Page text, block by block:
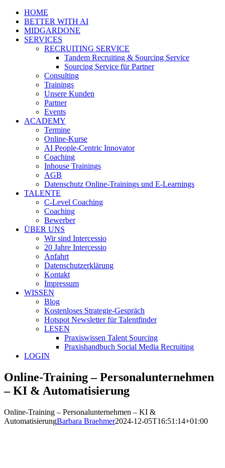
HOME
BETTER WITH AI
MIDGARDONE
SERVICES
RECRUITING SERVICE
Tandem Recruiting & Sourcing Service
Sourcing Service für Partner
Consulting
Trainings
Unsere Kunden
Partner
Events
ACADEMY
Termine
Online-Kurse
AI People-Centric Innovator
Coaching
Inhouse Trainings
AGB
Datenschutz Online-Trainings und E-Learnings
TALENTE
C-Level Coaching
Coaching
Bewerber
ÜBER UNS
Wir sind Intercessio
20 Jahre Intercessio
Anfahrt
Datenschutzerklärung
Kontakt
Impressum
WISSEN
Blog
Kostenloses Strategie-Gespräch
Hotspot Newsletter für Talentfinder
LESEN
Praxiswissen Talent Sourcing
Praxishandbuch Social Media Recruiting
LOGIN
Online-Training – Personalunternehmen
– KI & Automatisierung
Online-Training – Personalunternehmen – KI &
AutomatisierungBarbara Braehmer2024-12-05T16:51:14+01:00